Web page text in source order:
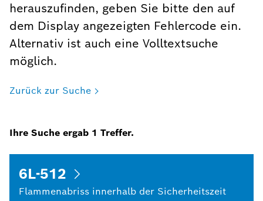
herauszufinden, geben Sie bitte den auf
dem Display angezeigten Fehlercode ein.
Alternativ ist auch eine Volltextsuche
möglich.
Zurück zur Suche
Ihre Suche ergab 1 Treffer.
6L-512
Flammenabriss innerhalb der Sicherheitszeit